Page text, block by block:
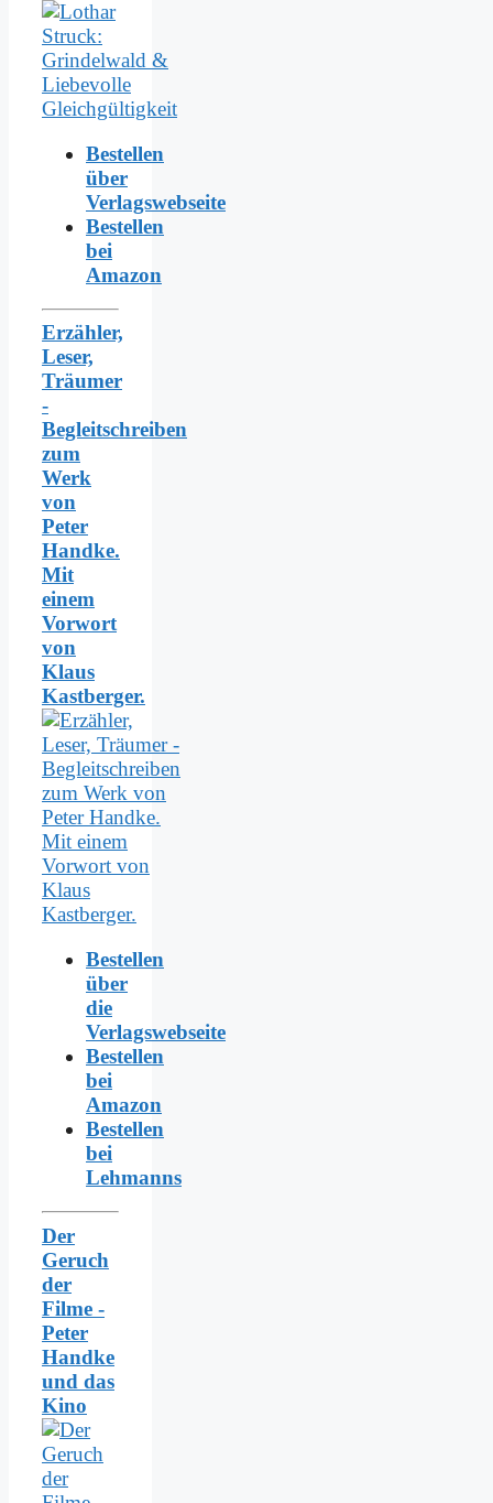
Bestellen
über
Verlagswebseite
Bestellen
bei
Amazon
Erzähler,
Leser,
Träumer
-
Begleitschreiben
zum
Werk
von
Peter
Handke.
Mit
einem
Vorwort
von
Klaus
Kastberger.
Bestellen
über
die
Verlagswebseite
Bestellen
bei
Amazon
Bestellen
bei
Lehmanns
Der
Geruch
der
Filme -
Peter
Handke
und das
Kino